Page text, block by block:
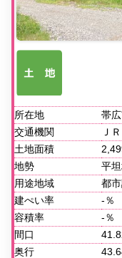
所在地
帯
交通機関
Ｊ
土地面積
地勢
平
用途地域
都
建ぺい率
-％
容積率
-％
間口
奥行